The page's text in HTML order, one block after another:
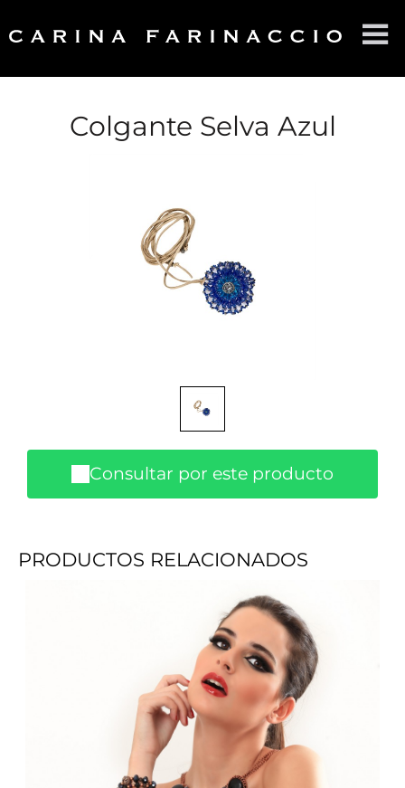
HOME
CONTACTO
Consultar por este producto
Colgante Selva Azul
PRODUCTOS RELACIONADOS